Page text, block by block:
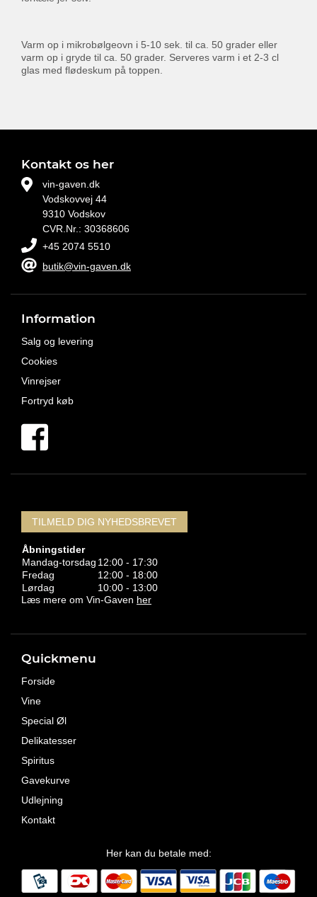
Varm op i mikrobølgeovn i 5-10 sek. til ca. 50 grader eller
varm op i gryde til ca. 50 grader. Serveres varm i et 2-3 cl
glas med flødeskum på toppen.
Kontakt os her
vin-gaven.dk
Vodskovvej 44
9310 Vodskov
CVR.Nr.: 30368606
+45 2074 5510
butik@vin-gaven.dk
Information
Salg og levering
Cookies
Vinrejser
Fortryd køb
TILMELD DIG NYHEDSBREVET
Åbningstider
Mandag-torsdag 12:00 - 17:30
Fredag
12:00 - 18:00
Lørdag
10:00 - 13:00
Læs mere om Vin-Gaven her
Quickmenu
Forside
Vine
Special Øl
Delikatesser
Spiritus
Gavekurve
Udlejning
Kontakt
Her kan du betale med: